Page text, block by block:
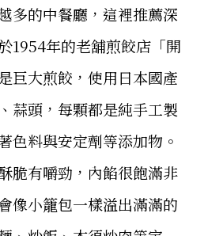
多的中餐廳，這裡推薦深
1954年的老舖煎餃店「開
巨大煎餃，使用日本國產
蒜頭，每顆都是純手工製
色料與安定劑等添加物。
脆有嚼勁，內餡很飽滿非
像小籠包一樣溢出滿滿的